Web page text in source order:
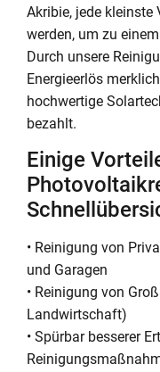
Akribie, jede
werden, um zu
Durch unsere
Energieerlös
hochwertige
bezahlt.
Einige
• Reinigung von
und Garagen
• Reinigung von
Landwirtschaft)
• Spürbar besserer